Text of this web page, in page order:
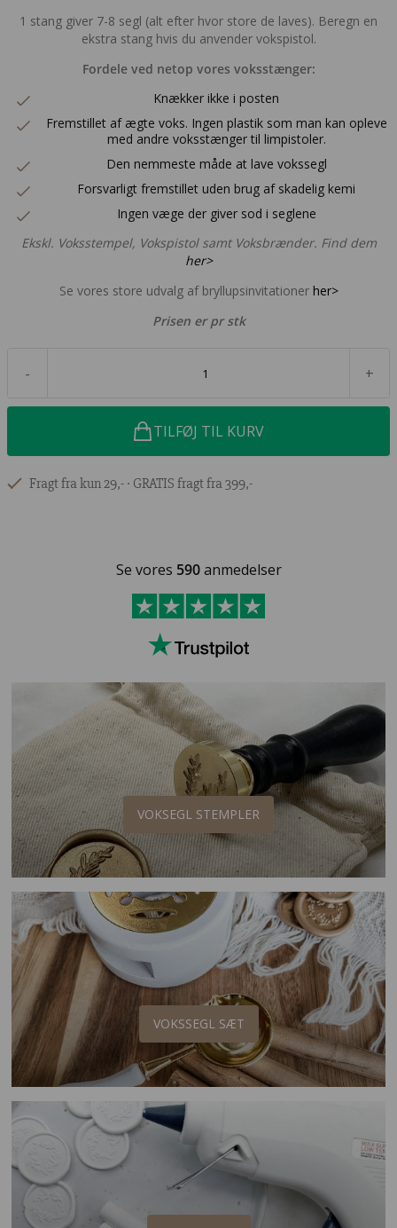
1 stang giver 7-8 segl (alt efter hvor store de laves). Beregn en
ekstra stang hvis du anvender vokspistol.
Fordele ved netop vores voksstænger:
Knækker ikke i posten
Fremstillet af ægte voks. Ingen plastik som man kan opleve
med andre voksstænger til limpistoler.
Den nemmeste måde at lave vokssegl
Forsvarligt fremstillet uden brug af skadelig kemi
Ingen væge der giver sod i seglene
Ekskl. Voksstempel, Vokspistol samt Voksbrænder. Find dem
her>
Se vores store udvalg af bryllupsinvitationer her>
Prisen er pr stk
- +
TILFØJ TIL KURV
Fragt fra kun 29,- ∙ GRATIS fragt fra 399,-
Se vores 590anmedelser
VOKSEGL STEMPLER
VOKSSEGL SÆT